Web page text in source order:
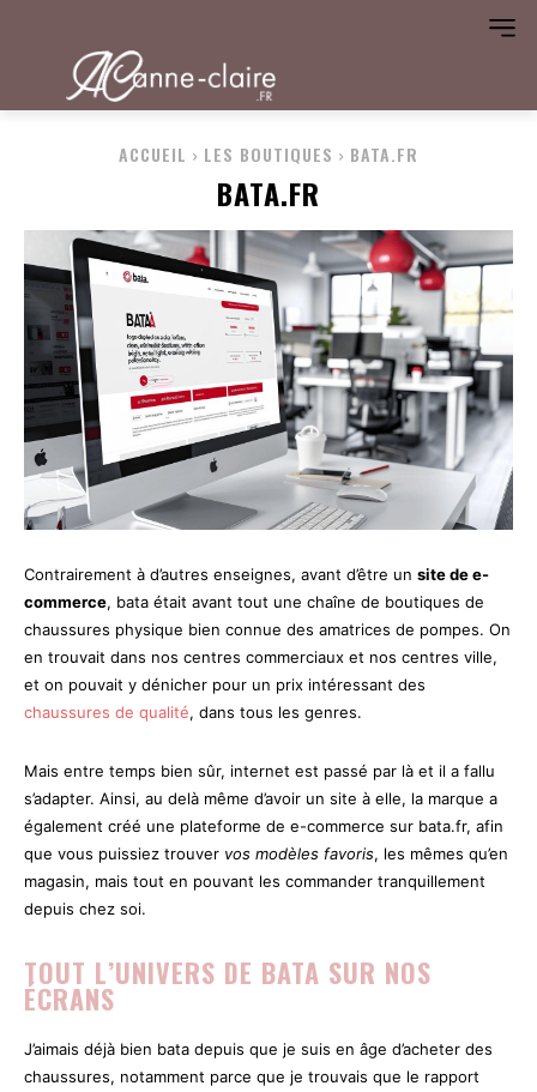
ACCUEIL LES BOUTIQUES BATA.FR
BATA.FR
Contrairement à d’autres enseignes, avant d’être un site de e-
commerce, bata était avant tout une chaîne de boutiques de
chaussures physique bien connue des amatrices de pompes. On
en trouvait dans nos centres commerciaux et nos centres ville,
et on pouvait y dénicher pour un prix intéressant des
chaussures de qualité, dans tous les genres.
Mais entre temps bien sûr, internet est passé par là et il a fallu
s’adapter. Ainsi, au delà même d’avoir un site à elle, la marque a
également créé une plateforme de e-commerce sur bata.fr, afin
que vous puissiez trouver vos modèles favoris, les mêmes qu’en
magasin, mais tout en pouvant les commander tranquillement
depuis chez soi.
TOUT L’UNIVERS DE BATA SUR NOS
ÉCRANS
J’aimais déjà bien bata depuis que je suis en âge d’acheter des
chaussures, notamment parce que je trouvais que le rapport